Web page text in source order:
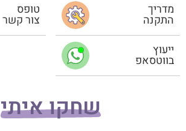
מדריך
התקנה
טופס
צור קשר
ייעוץ
בווטסאפ
שחקו איתי